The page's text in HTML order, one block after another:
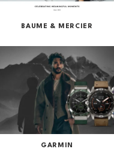
BAUME & MERCIER
GARMIN